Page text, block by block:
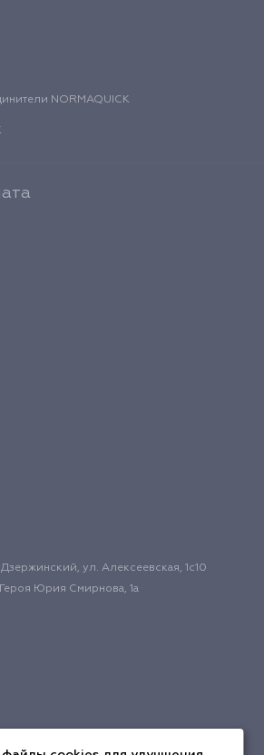
NORMAQUICK
ул. Алексеевская, 1с10
Юрия Смирнова, 1а